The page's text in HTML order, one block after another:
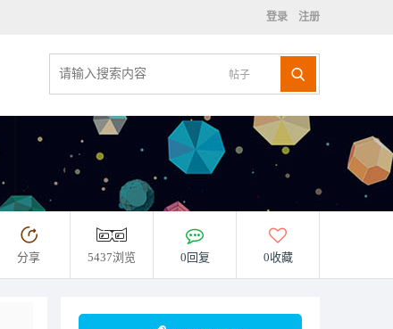
登录 注册
帖子
分享 5437浏览 0回复 0收藏